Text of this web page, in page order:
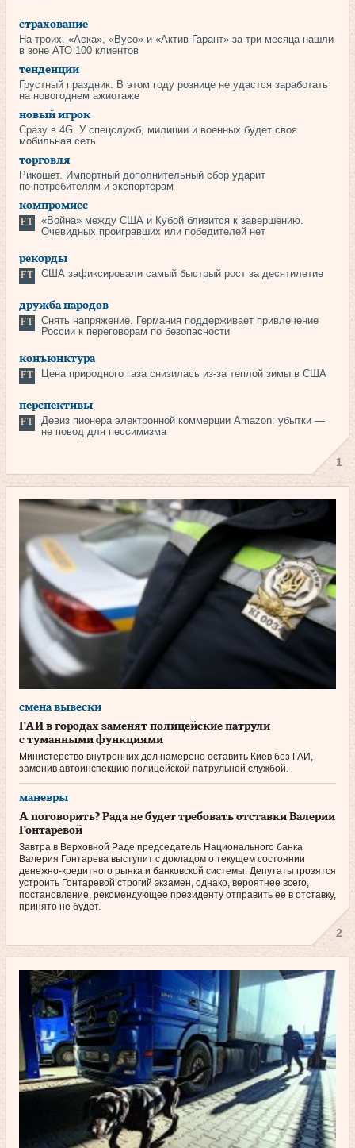
страхование
На троих. «Аска», «Вусо» и «Актив-Гарант» за три месяца нашли
в зоне АТО 100 клиентов
тенденции
Грустный праздник. В этом году рознице не удастся заработать
на новогоднем ажиотаже
новый игрок
Сразу в 4G. У спецслужб, милиции и военных будет своя
мобильная сеть
торговля
Рикошет. Импортный дополнительный сбор ударит
по потребителям и экспортерам
компромисс
«Война» между США и Кубой близится к завершению.
Очевидных проигравших или победителей нет
рекорды
США зафиксировали самый быстрый рост за десятилетие
дружба народов
Снять напряжение. Германия поддерживает привлечение
России к переговорам по безопасности
конъюнктура
Цена природного газа снизилась из‑за теплой зимы в США
перспективы
Девиз пионера электронной коммерции Amazon: убытки —
не повод для пессимизма
1
смена вывески
ГАИ в городах заменят полицейские патрули
с туманными функциями
Министерство внутренних дел намерено оставить Киев без ГАИ,
заменив автоинспекцию полицейской патрульной службой.
маневры
А поговорить? Рада не будет требовать отставки Валерии
Гонтаревой
Завтра в Верховной Раде председатель Национального банка
Валерия Гонтарева выступит с докладом о текущем состоянии
денежно-кредитного рынка и банковской системы. Депутаты грозятся
устроить Гонтаревой строгий экзамен, однако, вероятнее всего,
постановление, рекомендующее президенту отправить ее в отставку,
принято не будет.
2